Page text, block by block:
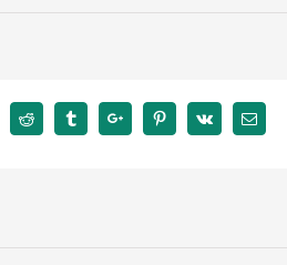
Reddit TumblrGoogle+ PinterestVk Email